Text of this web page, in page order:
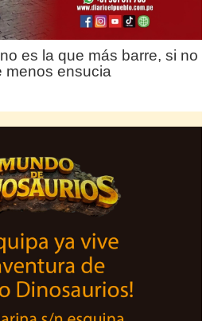
es la que más barre, si no
menos ensucia